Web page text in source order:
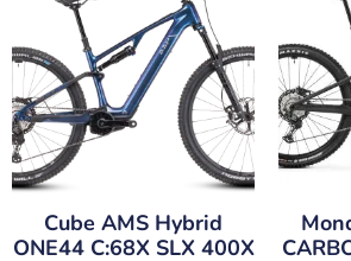
Cube AMS Hybrid
ONE44 C:68X SLX 400X